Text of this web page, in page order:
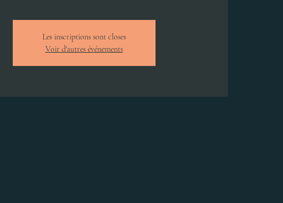
Les inscriptions sont closes
Voir d'autres événements